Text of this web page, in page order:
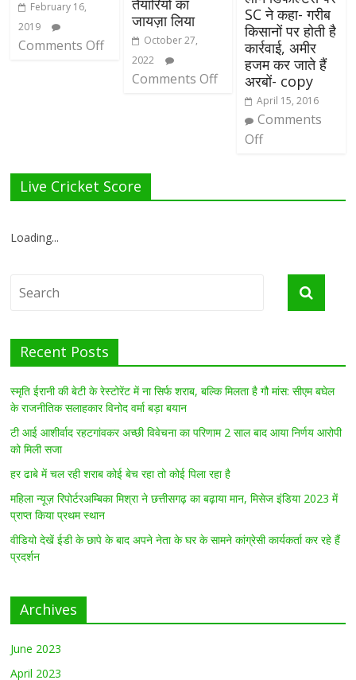
February 16,
2019
Comments Off
तैयारियों का
जायज़ा लिया
October 27,
2022
Comments Off
SC ने कहा- गरीब
किसानों पर होती है
कार्रवाई, अमीर
हजम कर जाते हैं
अरबों- copy
April 15, 2016
Comments
Off
Live Cricket Score
Loading...
Recent Posts
स्मृति ईरानी की बेटी के रेस्टोरेंट में ना सिर्फ शराब, बल्कि मिलता है गौ मांस: सीएम बघेल
के राजनीतिक सलाहकार विनोद वर्मा बड़ा बयान
टी आई आशीर्वाद रहटगांवकर अच्छी विवेचना का परिणाम 2 साल बाद आया निर्णय आरोपी
को मिली सजा
हर ढाबे में चल रही शराब कोई बेच रहा तो कोई पिला रहा है
महिला न्यूज़ रिपोर्टरअम्बिका मिश्रा ने छत्तीसगढ़ का बढ़ाया मान, मिसेज इंडिया 2023 में
प्राप्त किया प्रथम स्थान
वीडियो देखें ईडी के छापे के बाद अपने नेता के घर के सामने कांग्रेसी कार्यकर्ता कर रहे हैं
प्रदर्शन
Archives
June 2023
April 2023